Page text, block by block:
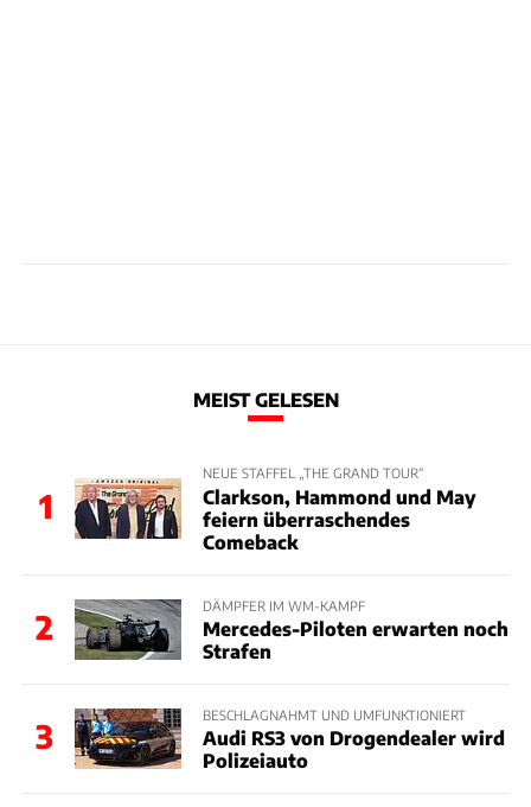
MEIST GELESEN
1
NEUE STAFFEL „THE GRAND TOUR“
Clarkson, Hammond und May
feiern überraschendes
Comeback
2
DÄMPFER IM WM-KAMPF
Mercedes-Piloten erwarten noch
Strafen
3
BESCHLAGNAHMT UND UMFUNKTIONIERT
Audi RS3 von Drogendealer wird
Polizeiauto